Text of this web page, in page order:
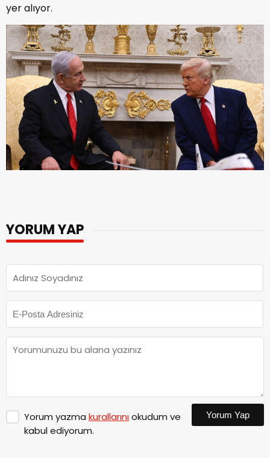
yer alıyor.
YORUM YAP
Yorum yazma kurallarınıokudum ve
kabul ediyorum.
Yorum Yap